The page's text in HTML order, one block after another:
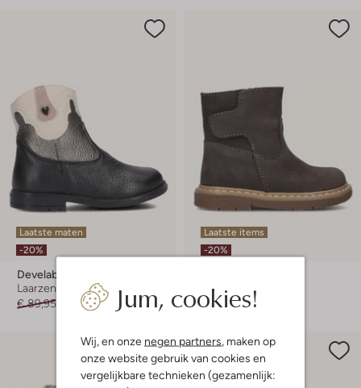
Jum, cookies!
Wij, en onze negen partners , maken op
onze website gebruik van cookies en
vergelijkbare technieken (gezamenlijk:
Laatste maten
-20%
Develab
Laarzen
€ 89,95
€ 71,99
Laatste items
-20%
Laarzen
€ 69,95 € 55,99